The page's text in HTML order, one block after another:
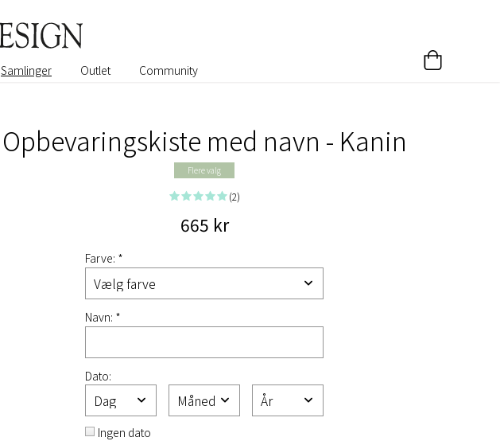
Samlinger Outlet Community
Opbevaringskiste med navn - Kanin
Flere valg
(2)
665 kr
Farve: *
Navn: *
Dato:
Ingen dato